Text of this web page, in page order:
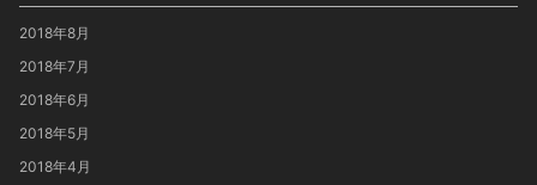
2018年8月
2018年7月
2018年6月
2018年5月
2018年4月